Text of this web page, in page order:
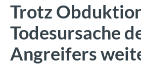
Trotz
Todesursache
Angreifers